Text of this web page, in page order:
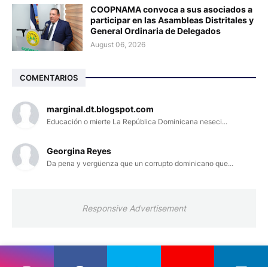
COOPNAMA convoca a sus asociados a
participar en las Asambleas Distritales y
General Ordinaria de Delegados
August 06, 2026
COMENTARIOS
marginal.dt.blogspot.com
Educación o mierte La República Dominicana neseci...
Georgina Reyes
Da pena y vergüenza que un corrupto dominicano que...
Responsive Advertisement